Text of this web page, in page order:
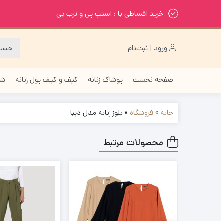
خرید اقساطی با : اسنپ پی و ترب پی
ورود | ثبت‌نام
صفحه نخست پوشاک زنانه کیف و کیف پول زنانه
خانه »فروشگاه » بلوز زنانه مدل دیبا
محصولات مرتبط